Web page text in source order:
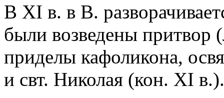
В XI в. в В.
были возведены
приделы кафоликона,
и свт. Николая (кон. XI в.).